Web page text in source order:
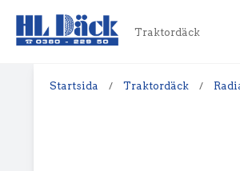
Traktordäck
Startsida / Traktordäck /